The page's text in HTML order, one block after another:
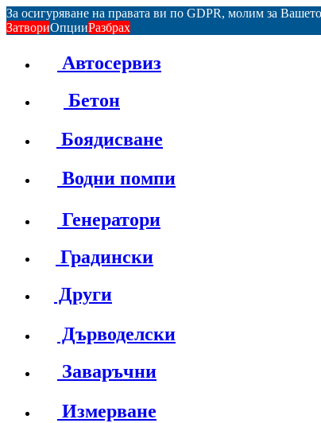
За осигуряване на правата ви по GDPR, молим за
ЗатвориОпцииРазбрах
Автосервиз
Бетон
Боядисване
Водни помпи
Генератори
Градински
Други
Дърводелски
Заваръчни
Измерване